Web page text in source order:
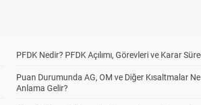
PFDK Nedir? PFDK Açılımı, Görevleri ve Karar
Puan Durumunda AG, OM ve Diğer Kısaltmalar Ne
Anlama Gelir?